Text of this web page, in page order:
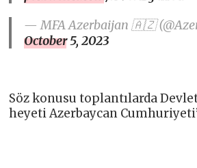
— MFA Azerbaijan 🇦🇿
October 5, 2023
Söz konusu toplantılarda
heyeti Azerbaycan